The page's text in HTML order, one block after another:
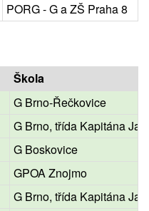
PORG - G a ZŠ Praha 8
Škola
G Brno-Řečkovice
G Brno, třída Kapitána
G Boskovice
GPOA Znojmo
G Brno, třída Kapitána